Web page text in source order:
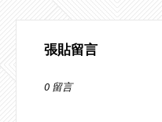
張貼留言
0 留言